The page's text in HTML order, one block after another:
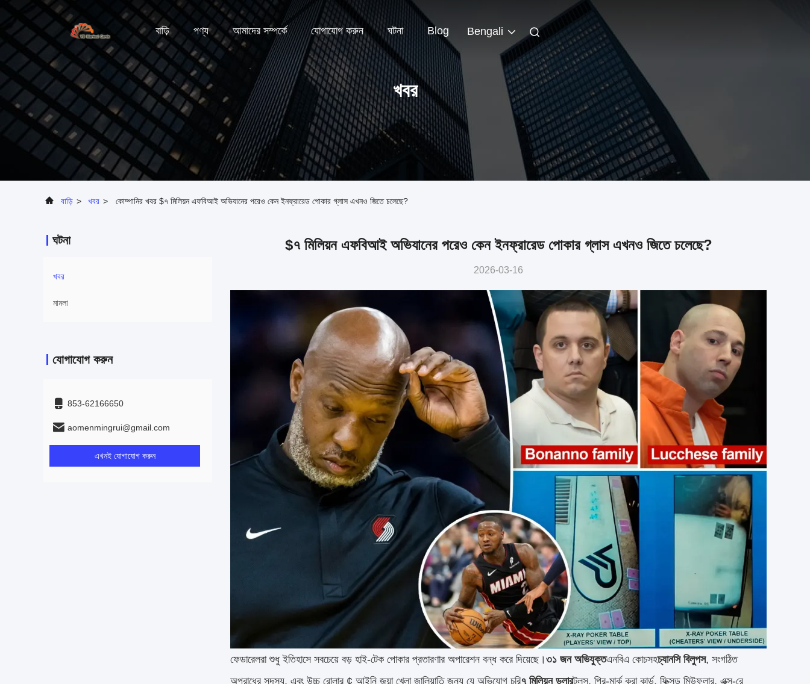
বাড়ি পণ্য আমাদের সম্পর্কে যোগাযোগ করুন ঘটনা Blog Bengali
খবর
বাড়ি > খবর > কোম্পানির খবর $৭ মিলিয়ন এফবিআই অভিযানের পরেও কেন ইনফ্রারেড পোকার গ্লাস এখনও জিতে চলেছে?
ঘটনা
খবর
মামলা
যোগাযোগ করুন
853-62166650‬
aomenmingrui@gmail.com
এখনই যোগাযোগ করুন
$৭ মিলিয়ন এফবিআই অভিযানের পরেও কেন ইনফ্রারেড পোকার গ্লাস এখনও জিতে চলেছে?
2026-03-16
ফেডারেলরা শুধু ইতিহাসে সবচেয়ে বড় হাই-টেক পোকার প্রতারণার অপারেশন বন্ধ করে দিয়েছে। ৩১ জন অভিযুক্তএনবিএ কোচসহচ্যানসি বিলুপস, সংগঠিত
অপরাধের সদস্য, এবং উচ্চ রোলার ¢ আইনি জুয়া খেলা জালিয়াতি জন্য যে অভিযোগ চুরি৭ মিলিয়ন ডলারটুলস, প্রি-মার্ক করা কার্ড, ফিক্সড মিউফলার, এক্স-রে